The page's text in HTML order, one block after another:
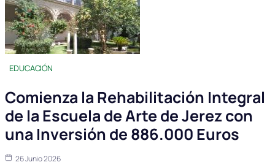
EDUCACIÓN
Comienza la Rehabilitación Integral
de la Escuela de Arte de Jerez con
una Inversión de 886.000 Euros
26 Junio 2026